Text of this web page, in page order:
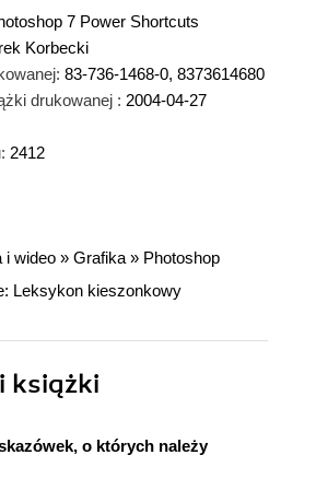
7 Power Shortcuts
Korbecki
83-736-1468-0, 8373614680
drukowanej : 2004-04-27
2412
i wideo » Grafika » Photoshop
Leksykon kieszonkowy
książki
o których należy